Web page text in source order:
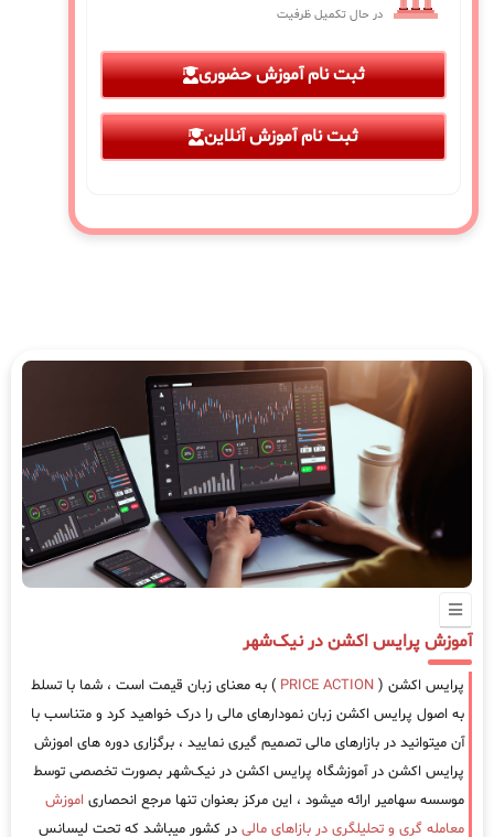
در حال تکمیل ظرفیت
ثبت نام آموزش حضوری
ثبت نام آموزش آنلاین
آموزش پرایس اکشن در نیک‌شهر
پرایس اکشن ( PRICE ACTION ) به معنای زبان قیمت است ، شما با تسلط
به اصول پرایس اکشن زبان نمودارهای مالی را درک خواهید کرد و متناسب با
آن میتوانید در بازارهای مالی تصمیم گیری نمایید ، برگزاری دوره های اموزش
پرایس اکشن در آموزشگاه پرایس اکشن در نیک‌شهر بصورت تخصصی توسط
موسسه سهامیر ارائه میشود ، این مرکز بعنوان تنها مرجع انحصاری اموزش
معامله گری و تحلیلگری در بازاهای مالی در کشور میباشد که تحت لیسانس